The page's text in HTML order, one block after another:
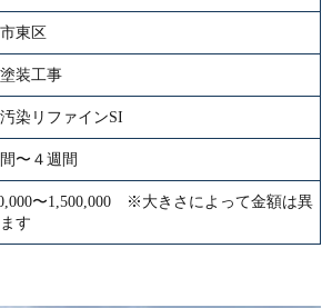
東区
装工事
染リファインSI
〜４週間
〜1,500,000 ※大きさによって金額は異
す